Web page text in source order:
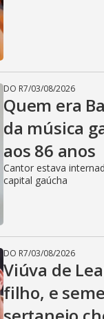
DO R7/03/08/2026
Quem era
da música
aos 86 anos
Cantor estava
capital gaúcha
DO R7/03/08/2026
Viúva de
filho, e